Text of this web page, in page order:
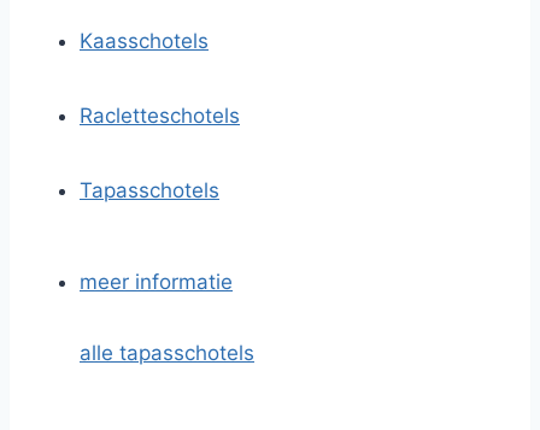
Kaasschotels
Racletteschotels
Tapasschotels
meer informatie
alle tapasschotels